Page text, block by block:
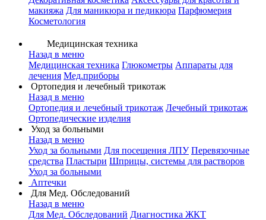
макияжа Для маникюра и педикюра Парфюмерия
Косметология
Медицинская техника
Назад в меню
Медицинская техника Глюкометры Аппараты для
лечения Мед.приборы
Ортопедия и лечебный трикотаж
Назад в меню
Ортопедия и лечебный трикотаж Лечебный трикотаж
Ортопедические изделия
Уход за больными
Назад в меню
Уход за больными Для посещения ЛПУ Перевязочные
средства Пластыри Шприцы, системы для растворов
Уход за больными
Аптечки
Для Мед. Обследований
Назад в меню
Для Мед. Обследований Диагностика ЖКТ